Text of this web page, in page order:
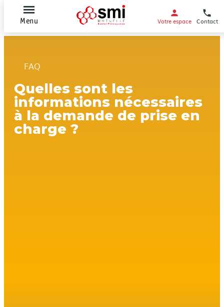
Menu Contact
Votre espace
FAQ
Quelles sont les
informations nécessaires
à la demande de prise en
charge ?